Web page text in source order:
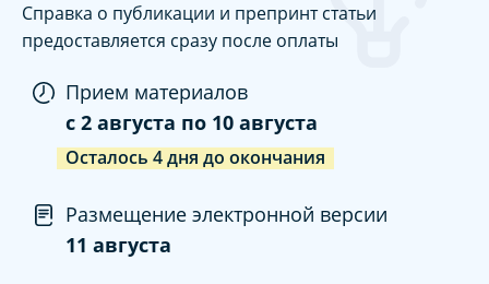
Справка о публикации и препринт статьи
предоставляется сразу после оплаты
Прием материалов
c 2 августа по 10 августа
Осталось 4дня до окончания
Размещение электронной версии
11 августа